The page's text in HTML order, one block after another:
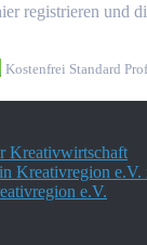
registrieren und
Kostenfrei Standard
Kreativwirtschaft
Kreativregion e.V.
e.V.